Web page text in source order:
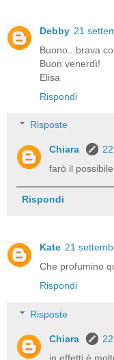
Debby 21
Buono...brava
Buon venerdì!
Elisa
Rispondi
Risposte
Chiara
farò il
Rispondi
Kate 21
Che profumino
Rispondi
Risposte
Chiara